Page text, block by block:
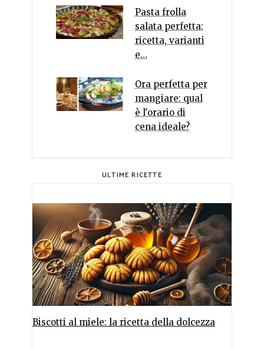
Pasta frolla
salata perfetta:
ricetta, varianti
e…
Ora perfetta per
mangiare: qual
è l'orario di
cena ideale?
ULTIME RICETTE
Biscotti al miele: la ricetta della dolcezza